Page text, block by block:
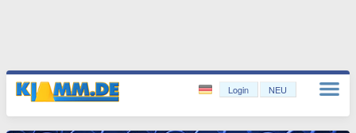
Login NEU